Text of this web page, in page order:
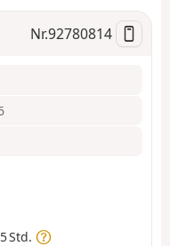
Nr.92780814
Std.